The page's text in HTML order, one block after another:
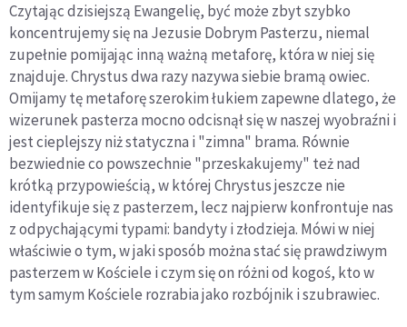
Czytając dzisiejszą Ewangelię, być może zbyt szybko
koncentrujemy się na Jezusie Dobrym Pasterzu, niemal
zupełnie pomijając inną ważną metaforę, która w niej się
znajduje. Chrystus dwa razy nazywa siebie bramą owiec.
Omijamy tę metaforę szerokim łukiem zapewne dlatego, że
wizerunek pasterza mocno odcisnął się w naszej wyobraźni i
jest cieplejszy niż statyczna i "zimna" brama. Równie
bezwiednie co powszechnie "przeskakujemy" też nad
krótką przypowieścią, w której Chrystus jeszcze nie
identyfikuje się z pasterzem, lecz najpierw konfrontuje nas
z odpychającymi typami: bandyty i złodzieja. Mówi w niej
właściwie o tym, w jaki sposób można stać się prawdziwym
pasterzem w Kościele i czym się on różni od kogoś, kto w
tym samym Kościele rozrabia jako rozbójnik i szubrawiec.